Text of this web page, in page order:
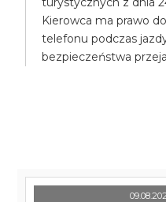
Kierowca ma prawo
telefonu podczas
bezpieczeństwa